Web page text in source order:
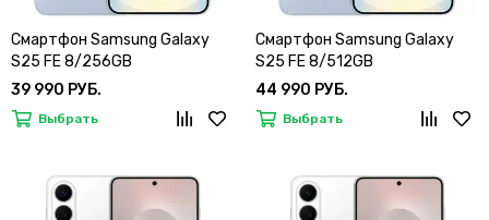
Смартфон Samsung Galaxy
S25 FE 8/256GB
39 990 РУБ.
Выбрать
Смартфон Samsung Galaxy
S25 FE 8/512GB
44 990 РУБ.
Выбрать